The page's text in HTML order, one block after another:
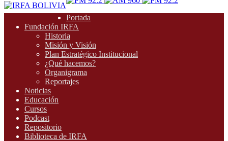
Portada
Fundación IRFA
Historia
Misión y Visión
Plan Estratégico Institucional
¿Qué hacemos?
Organigrama
Reportajes
Noticias
Educación
Cursos
Podcast
Repositorio
Biblioteca de IRFA